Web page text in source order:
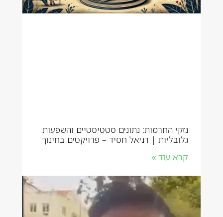
נזקי החרמות: נתונים סטטיסטיים והשפעות
גלובליות | דניאל חסיד – פרויקטים בחינוך
קרא עוד »